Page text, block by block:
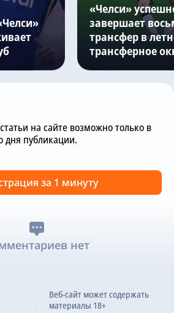
«Челси»
завершает
трансфер в
трансферное
на сайте возможно только в
дня публикации.
за 1 минуту
нет
Веб-сайт может содержать
материалы 18+